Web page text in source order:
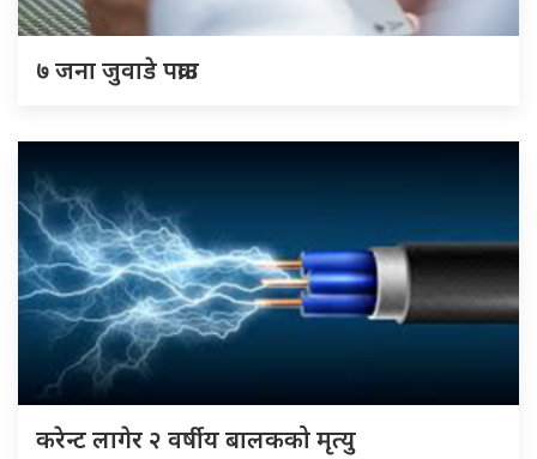
७ जना जुवाडे पक्राउ
करेन्ट लागेर २ वर्षीय बालकको मृत्यु